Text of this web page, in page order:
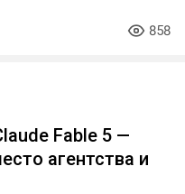
858
Fable 5 —
агентства и